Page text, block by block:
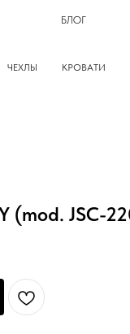
БЛОГ
ЧЕХЛЫ
КРОВАТИ
(mod. JSC-